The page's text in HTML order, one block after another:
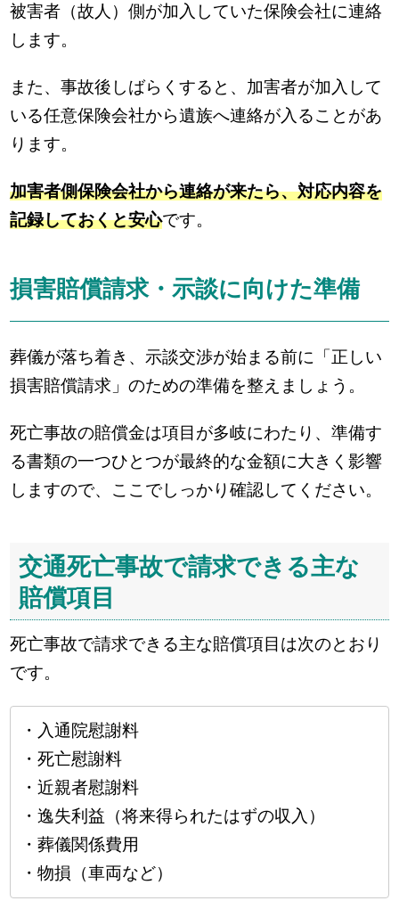
被害者（故人）側が加入していた保険会社に連絡
します。
また、事故後しばらくすると、加害者が加入して
いる任意保険会社から遺族へ連絡が入ることがあ
ります。
加害者側保険会社から連絡が来たら、対応内容を
記録しておくと安心です。
損害賠償請求・示談に向けた準備
葬儀が落ち着き、示談交渉が始まる前に「正しい
損害賠償請求」のための準備を整えましょう。
死亡事故の賠償金は項目が多岐にわたり、準備す
る書類の一つひとつが最終的な金額に大きく影響
しますので、ここでしっかり確認してください。
交通死亡事故で請求できる主な
賠償項目
死亡事故で請求できる主な賠償項目は次のとおり
です。
・入通院慰謝料
・死亡慰謝料
・近親者慰謝料
・逸失利益（将来得られたはずの収入）
・葬儀関係費用
・物損（車両など）